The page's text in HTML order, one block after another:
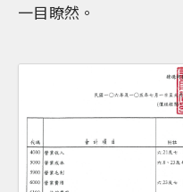
一目瞭然。